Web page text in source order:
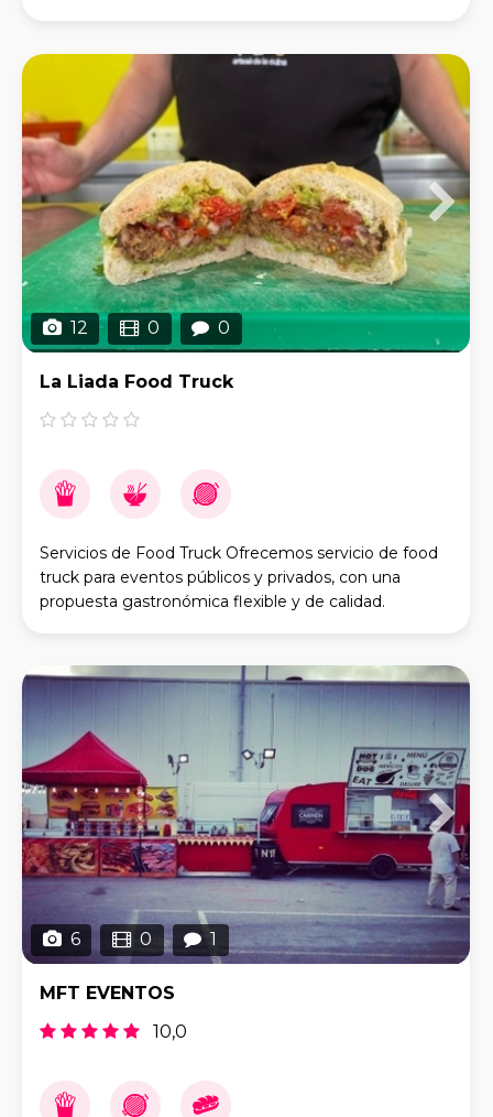
12 0 0
La Liada Food Truck
Servicios de Food Truck Ofrecemos servicio de food
truck para eventos públicos y privados, con una
propuesta gastronómica flexible y de calidad.
6 0 1
MFT EVENTOS
10,0